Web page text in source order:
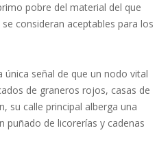
pobre del material del que
consideran aceptables para los
señal de que un nodo vital
de graneros rojos, casas de
su calle principal alberga una
puñado de licorerías y cadenas